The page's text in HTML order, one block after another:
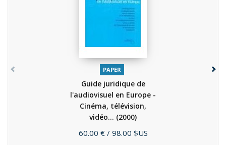
PAPER
Guide juridique de
l'audiovisuel en Europe -
Cinéma, télévision,
vidéo... (2000)
Price
60.00 € / 98.00 $US